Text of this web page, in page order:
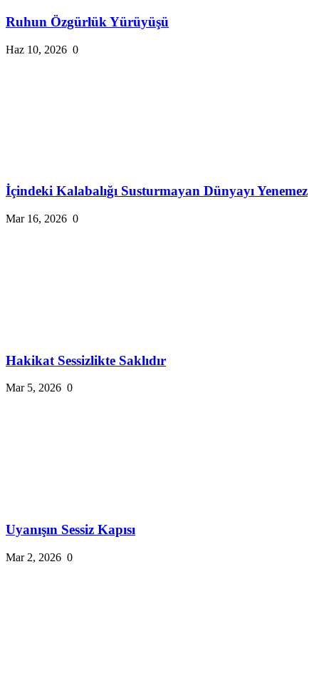
Ruhun Özgürlük Yürüyüşü
Haz 10, 2026 0
İçindeki Kalabalığı Susturmayan Dünyayı Yenemez
Mar 16, 2026 0
Hakikat Sessizlikte Saklıdır
Mar 5, 2026 0
Uyanışın Sessiz Kapısı
Mar 2, 2026 0